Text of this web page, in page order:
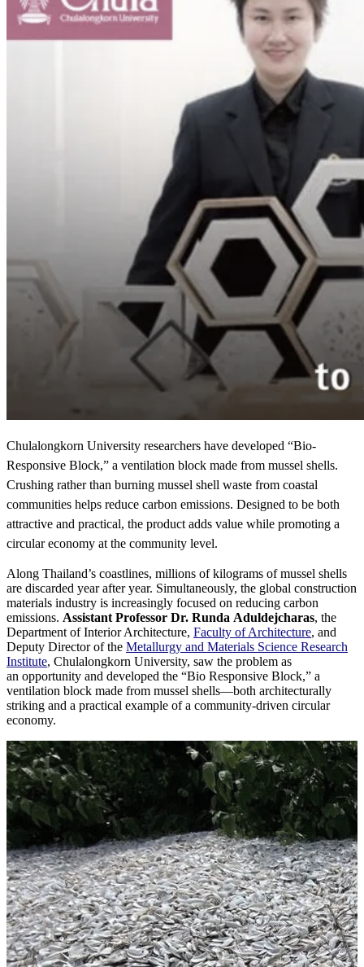
Chulalongkorn University researchers have developed “Bio-
Responsive Block,” a ventilation block made from mussel shells.
Crushing rather than burning mussel shell waste from coastal
communities helps reduce carbon emissions. Designed to be both
attractive and practical, the product adds value while promoting a
circular economy at the community level.
Along Thailand’s coastlines, millions of kilograms of mussel shells
are discarded year after year. Simultaneously, the global construction
materials industry is increasingly focused on reducing carbon
emissions. Assistant Professor Dr. Runda Aduldejcharas, the
Department of Interior Architecture, Faculty of Architecture, and
Deputy Director of the Metallurgy and Materials Science Research
Institute, Chulalongkorn University, saw the problem as
an opportunity and developed the “Bio Responsive Block,” a
ventilation block made from mussel shells—both architecturally
striking and a practical example of a community-driven circular
economy.